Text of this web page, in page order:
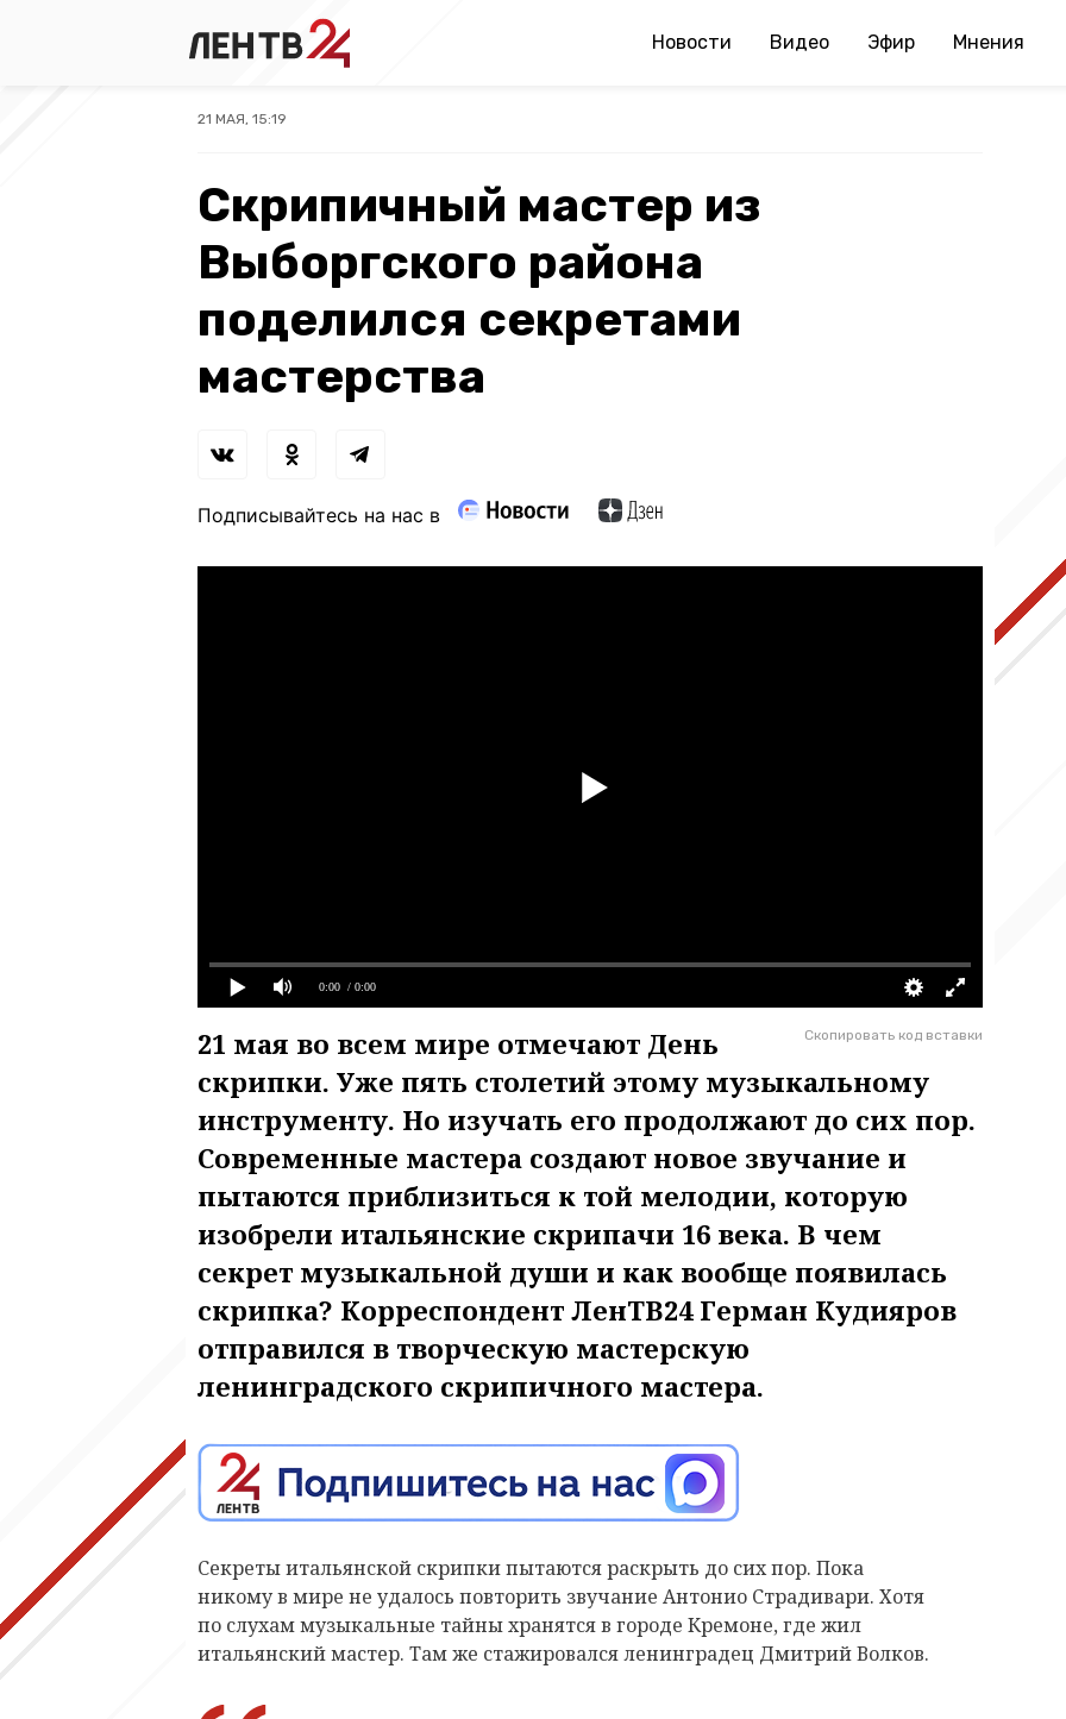
Новости Видео Эфир Мнения
21 МАЯ, 15:19
Скрипичный мастер из
Выборгского района
поделился секретами
мастерства
Подписывайтесь на нас в
0:00 / 0:00
Скопировать код вставки
21 мая во всем мире отмечают День
скрипки. Уже пять столетий этому музыкальному
инструменту. Но изучать его продолжают до сих пор.
Современные мастера создают новое звучание и
пытаются приблизиться к той мелодии, которую
изобрели итальянские скрипачи 16 века. В чем
секрет музыкальной души и как вообще появилась
скрипка? Корреспондент ЛенТВ24 Герман Кудияров
отправился в творческую мастерскую
ленинградского скрипичного мастера.
Секреты итальянской скрипки пытаются раскрыть до сих пор. Пока
никому в мире не удалось повторить звучание Антонио Страдивари. Хотя
по слухам музыкальные тайны хранятся в городе Кремоне, где жил
итальянский мастер. Там же стажировался ленинградец Дмитрий Волков.